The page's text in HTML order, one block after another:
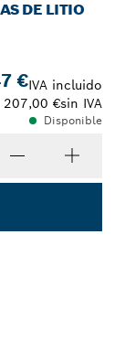
DE LITIO
€IVA incluido
207,00 €sin IVA
Disponible